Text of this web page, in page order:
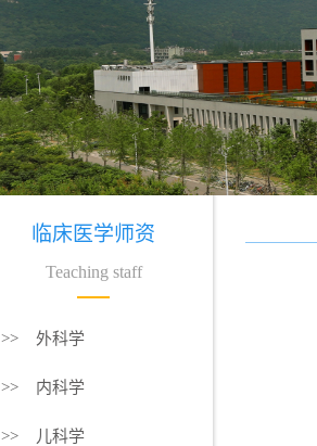
临床医学师资
Teaching staff
>> 外科学
>> 内科学
>> 儿科学